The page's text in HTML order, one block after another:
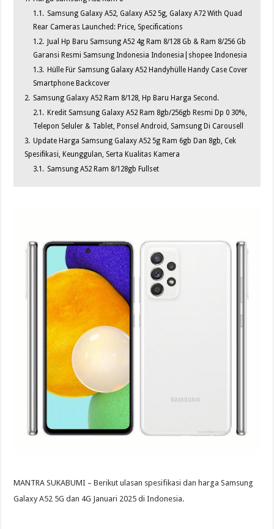
1.1. Samsung Galaxy A52, Galaxy A52 5g, Galaxy A72 With Quad
Rear Cameras Launched: Price, Specifications
1.2. Jual Hp Baru Samsung A52 4g Ram 8/128 Gb & Ram 8/256 Gb
Garansi Resmi Samsung Indonesia Indonesia|shopee Indonesia
1.3. Hülle Für Samsung Galaxy A52 Handyhülle Handy Case Cover
Smartphone Backcover
2. Samsung Galaxy A52 Ram 8/128, Hp Baru Harga Second.
2.1. Kredit Samsung Galaxy A52 Ram 8gb/256gb Resmi Dp 0 30%,
Telepon Seluler & Tablet, Ponsel Android, Samsung Di Carousell
3. Update Harga Samsung Galaxy A52 5g Ram 6gb Dan 8gb, Cek
Spesifikasi, Keunggulan, Serta Kualitas Kamera
3.1. Samsung A52 Ram 8/128gb Fullset
MANTRA SUKABUMI – Berikut ulasan spesifikasi dan harga Samsung
Galaxy A52 5G dan 4G Januari 2025 di Indonesia.